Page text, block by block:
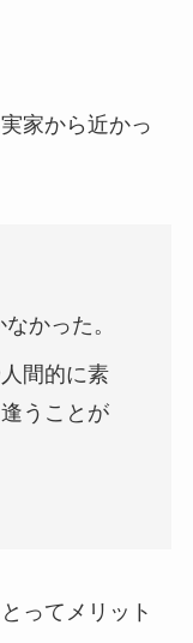
家から近かっ
かった。
間的に素
うことが
ってメリット